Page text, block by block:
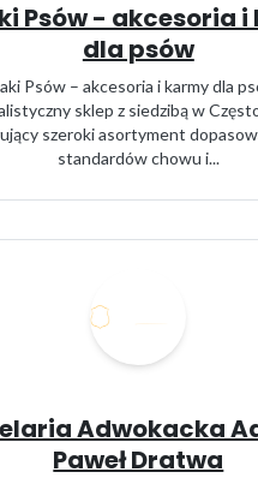
Psów - akcesoria
dla psów
Psów – akcesoria i karmy dla
sklep z siedzibą w
szeroki asortyment
standardów chowu i...
Adwokacka
Paweł Dratwa